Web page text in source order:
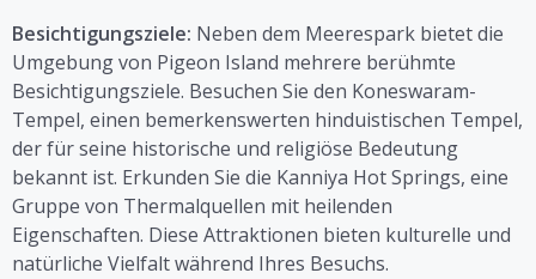
Besichtigungsziele: Neben dem Meerespark bietet die
Umgebung von Pigeon Island mehrere berühmte
Besichtigungsziele. Besuchen Sie den Koneswaram-
Tempel, einen bemerkenswerten hinduistischen Tempel,
der für seine historische und religiöse Bedeutung
bekannt ist. Erkunden Sie die Kanniya Hot Springs, eine
Gruppe von Thermalquellen mit heilenden
Eigenschaften. Diese Attraktionen bieten kulturelle und
natürliche Vielfalt während Ihres Besuchs.